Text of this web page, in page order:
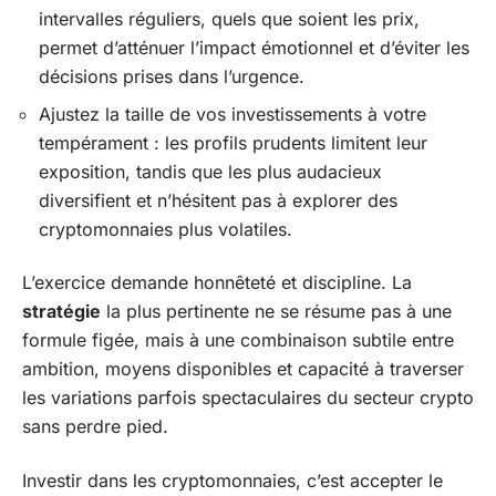
intervalles réguliers, quels que soient les prix,
permet d’atténuer l’impact émotionnel et d’éviter les
décisions prises dans l’urgence.
Ajustez la taille de vos investissements à votre
tempérament : les profils prudents limitent leur
exposition, tandis que les plus audacieux
diversifient et n’hésitent pas à explorer des
cryptomonnaies plus volatiles.
L’exercice demande honnêteté et discipline. La
stratégie la plus pertinente ne se résume pas à une
formule figée, mais à une combinaison subtile entre
ambition, moyens disponibles et capacité à traverser
les variations parfois spectaculaires du secteur crypto
sans perdre pied.
Investir dans les cryptomonnaies, c’est accepter le